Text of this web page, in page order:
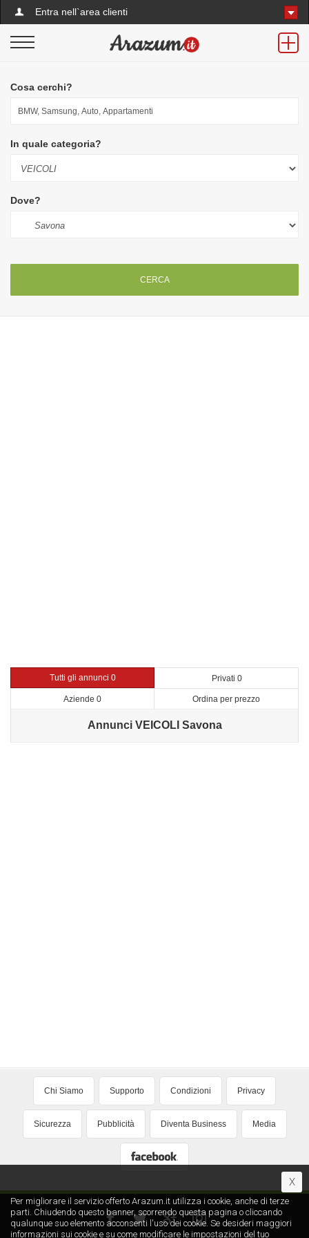
Entra nell`area clienti
Cosa cerchi?
In quale categoria?
Dove?
CERCA
Tutti gli annunci 0 Privati 0
Aziende 0 Ordina per prezzo
Annunci VEICOLI Savona
Chi Siamo Supporto Condizioni Privacy
Sicurezza Pubblicità Diventa Business Media
Per migliorare il servizio offerto Arazum.it utilizza i cookie, anche di terze
parti. Chiudendo questo banner, scorrendo questa pagina o cliccando
qualunque suo elemento acconsenti l′uso dei cookie. Se desideri maggiori
informazioni sui cookie e su come modificare le impostazioni del tuo
X